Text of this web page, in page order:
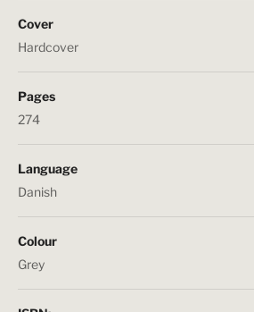
Cover
Hardcover
Pages
274
Language
Danish
Colour
Grey